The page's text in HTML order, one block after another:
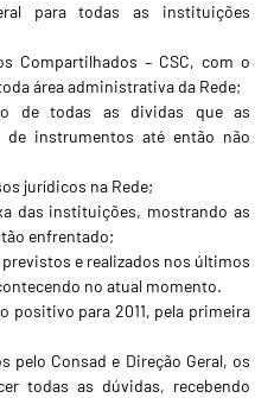
para todas as instituições
Compartilhados – CSC, com o
área administrativa da Rede;
de todas as dividas que as
de instrumentos até então não
jurídicos na Rede;
das instituições, mostrando as
enfrentado;
e realizados nos últimos
no atual momento.
positivo para 2011, pela primeira
pelo Consad e Direção Geral, os
todas as dúvidas, recebendo